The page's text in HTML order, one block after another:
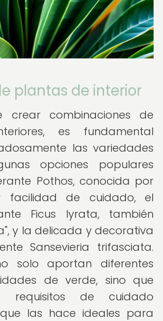
plantas de interior
crear combinaciones de
es fundamental
las variedades
opciones populares
Pothos, conocida por
facilidad de cuidado, el
Ficus lyrata, también
y la delicada y decorativa
Sansevieria trifasciata.
solo aportan diferentes
de verde, sino que
requisitos de cuidado
las hace ideales para